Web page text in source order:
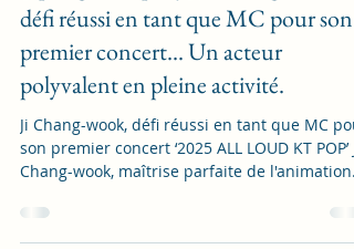
2 min de lecture
[Spring Company] Ji Chang-wook,
défi réussi en tant que MC pour son
premier concert... Un acteur
polyvalent en pleine activité.
son premier concert ‘2025 ALL LOUD KT POP’ Ji
Chang-wook, maîtrise parfaite de l'animation...